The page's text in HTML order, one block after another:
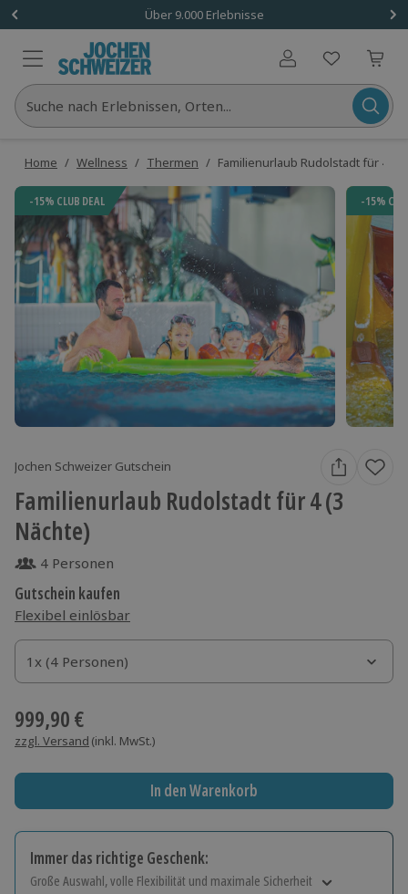
Über 9.000 Erlebnisse
Benutzerkonto
Suche nach Erlebnissen, Orten...
Home / Wellness / Thermen / Familienurlaub Rudolstadt für 4 (3
-15% CLUB DEAL -15%
Jochen Schweizer Gutschein
Familienurlaub Rudolstadt für 4 (3
Nächte)
4 Personen
Gutschein kaufen
Flexibel einlösbar
1x (4 Personen)
1x (4 Personen)
1x (4 Personen)
999,90 €
zzgl. Versand (inkl. MwSt.)
In den Warenkorb
Immer das richtige Geschenk:
Große Auswahl, volle Flexibilität und maximale Sicherheit